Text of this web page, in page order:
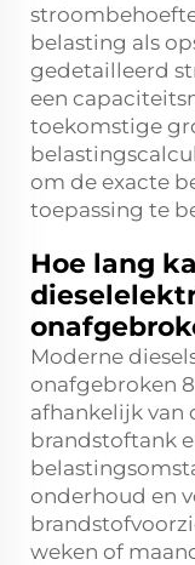
belasting als
gedetailleerd
een
toekomstige
om de exacte
toepassing te
Hoe lang
Moderne
onafgebroken
afhankelijk van
brandstoftank
onderhoud en
weken of